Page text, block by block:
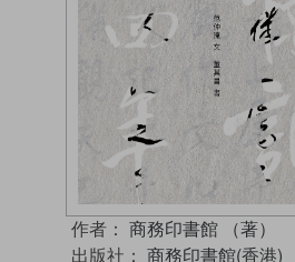
作者： 商務印書館 （著）
出版社： 商務印書館(香港)